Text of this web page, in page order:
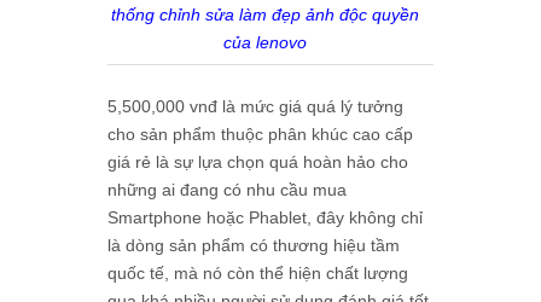
thống chỉnh sửa làm đẹp ảnh độc quyền
của lenovo
5,500,000 vnđ là mức giá quá lý tưởng
cho sản phẩm thuộc phân khúc cao cấp
giá rẻ là sự lựa chọn quá hoàn hảo cho
những ai đang có nhu cầu mua
Smartphone hoặc Phablet , đây không chỉ
là dòng sản phẩm có thương hiệu tầm
quốc tế, mà nó còn thể hiện chất lượng